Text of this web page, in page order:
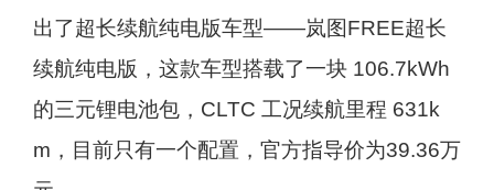
出了超长续航纯电版车型——岚图FREE超长
续航纯电版，这款车型搭载了一块 106.7kWh
的三元锂电池包，CLTC 工况续航里程 631k
m，目前只有一个配置，官方指导价为39.36万